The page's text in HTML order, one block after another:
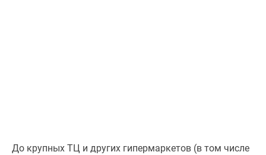
До крупных ТЦ и других гипермаркетов (в том числе